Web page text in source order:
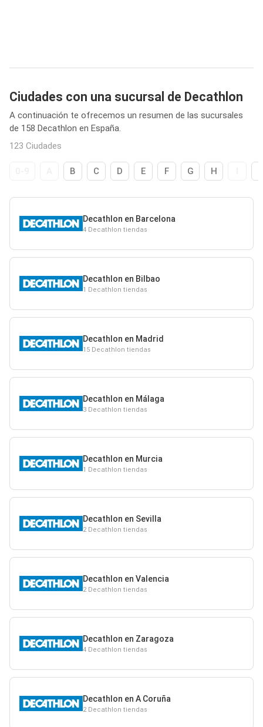
Ciudades con una sucursal de Decathlon
A continuación te ofrecemos un resumen de las sucursales
de 158 Decathlon en España.
123 Ciudades
B C D E F G H
Decathlon en Barcelona
4 Decathlon tiendas
Decathlon en Bilbao
1 Decathlon tiendas
Decathlon en Madrid
15 Decathlon tiendas
Decathlon en Málaga
3 Decathlon tiendas
Decathlon en Murcia
1 Decathlon tiendas
Decathlon en Sevilla
2 Decathlon tiendas
Decathlon en Valencia
2 Decathlon tiendas
Decathlon en Zaragoza
4 Decathlon tiendas
Decathlon en A Coruña
2 Decathlon tiendas